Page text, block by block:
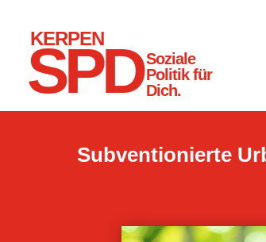
SPD
KERPEN
Soziale
Politik für
Dich.
Subventionierte